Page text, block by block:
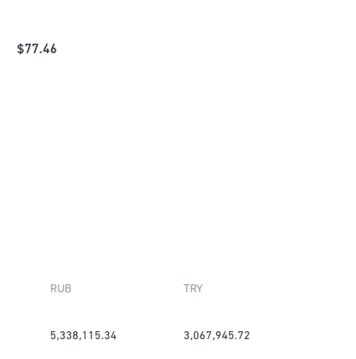
$77.46
RUB TRY
5,338,115.34 3,067,945.72